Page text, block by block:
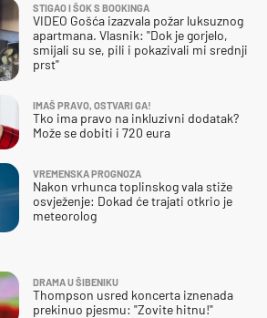
STIGAO I ŠOK S BOOKINGA
VIDEO Gošća izazvala požar luksuznog
apartmana. Vlasnik: "Dok je gorjelo,
smijali su se, pili i pokazivali mi srednji
prst"
IMAŠ PRAVO, OSTVARI GA!
Tko ima pravo na inkluzivni dodatak?
Može se dobiti i 720 eura
VREMENSKA PROGNOZA
Nakon vrhunca toplinskog vala stiže
osvježenje: Dokad će trajati otkrio je
meteorolog
DRAMA U ŠIBENIKU
Thompson usred koncerta iznenada
prekinuo pjesmu: "Zovite hitnu!"